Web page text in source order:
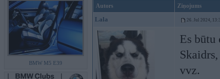
BMW M5 E39
Autors Ziņojums
Lala 26. Jul 2024,
Es
vvz.